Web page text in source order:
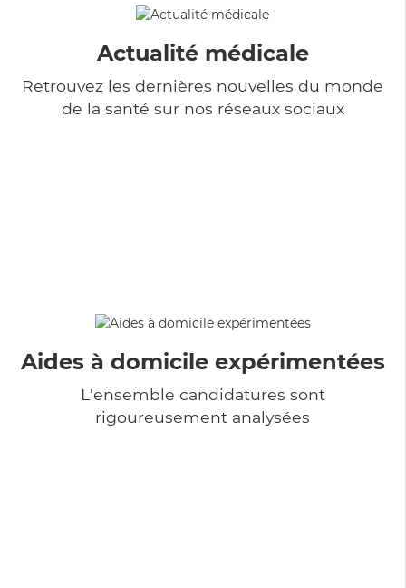
Actualité médicale
Retrouvez les dernières nouvelles du monde
de la santé sur nos réseaux sociaux
Aides à domicile expérimentées
L'ensemble candidatures sont
rigoureusement analysées